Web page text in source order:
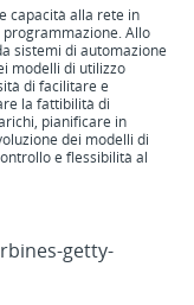
capacità alla rete in
Allo
sistemi di automazione
modelli di utilizzo
di facilitare e
la fattibilità di
pianificare in
dei modelli di
e flessibilità al